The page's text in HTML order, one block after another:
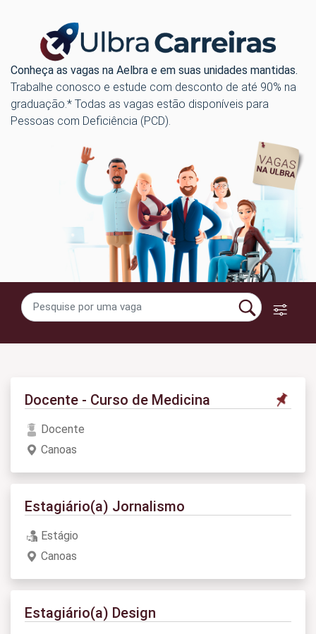
Conheça as vagas na Aelbra e em suas unidades mantidas.
Trabalhe conosco e estude com desconto de até 90% na
graduação.* Todas as vagas estão disponíveis para
Pessoas com Deficiência (PCD).
Docente - Curso de Medicina
Docente
Canoas
Estagiário(a) Jornalismo
Estágio
Canoas
Estagiário(a) Design